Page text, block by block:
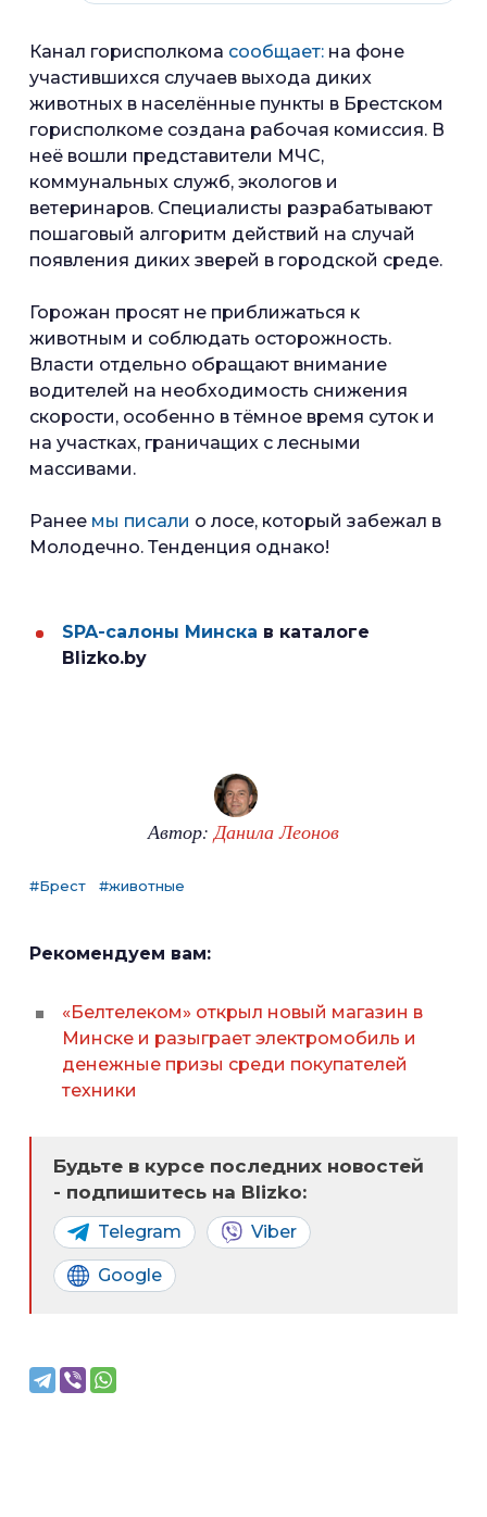
Канал горисполкома сообщает: на фоне
участившихся случаев выхода диких
животных в населённые пункты в Брестском
горисполкоме создана рабочая комиссия. В
неё вошли представители МЧС,
коммунальных служб, экологов и
ветеринаров. Специалисты разрабатывают
пошаговый алгоритм действий на случай
появления диких зверей в городской среде.
Горожан просят не приближаться к
животным и соблюдать осторожность.
Власти отдельно обращают внимание
водителей на необходимость снижения
скорости, особенно в тёмное время суток и
на участках, граничащих с лесными
массивами.
Ранее мы писали о лосе, который забежал в
Молодечно. Тенденция однако!
SPA-салоны Минска в каталоге
Blizko.by
Автор: Данила Леонов
#Брест #животные
Рекомендуем вам:
«Белтелеком» открыл новый магазин в
Минске и разыграет электромобиль и
денежные призы среди покупателей
техники
Будьте в курсе последних новостей
- подпишитесь на Blizko:
Telegram Viber
Google